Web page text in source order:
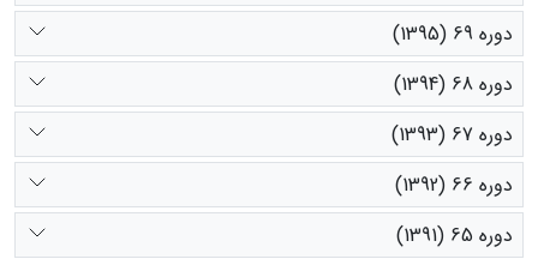
دوره 69 (1395)
دوره 68 (1394)
دوره 67 (1393)
دوره 66 (1392)
دوره 65 (1391)